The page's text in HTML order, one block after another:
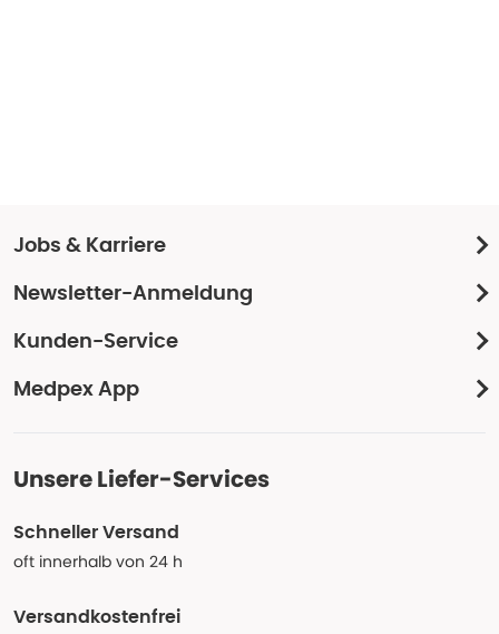
Jobs & Karriere
Newsletter-Anmeldung
Kunden-Service
Medpex App
Unsere Liefer-Services
Schneller Versand
oft innerhalb von 24 h
Versandkostenfrei